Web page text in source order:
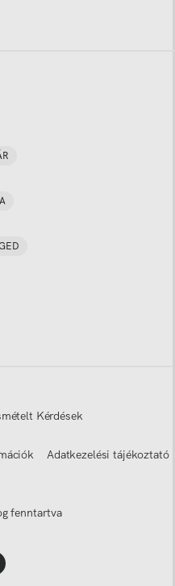
Kérdések
Adatkezelési tájékoztató
fenntartva